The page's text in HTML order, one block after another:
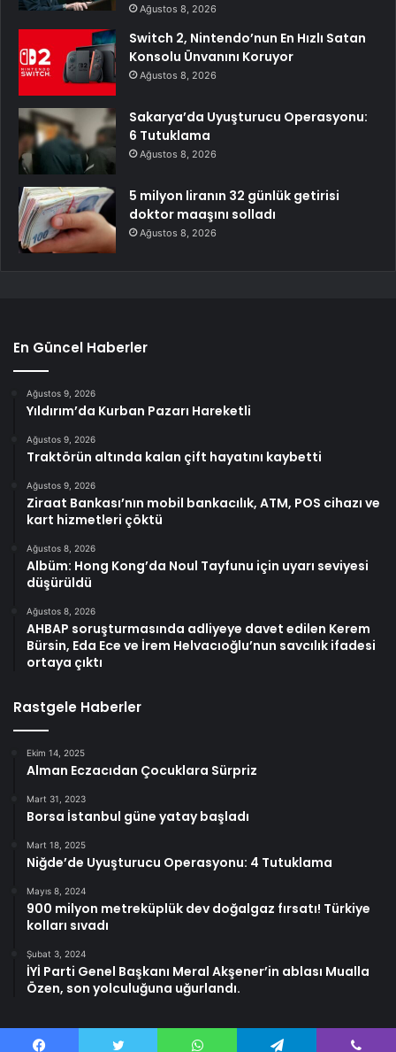
Ağustos 8, 2026
Switch 2, Nintendo’nun En Hızlı Satan
Konsolu Ünvanını Koruyor
Ağustos 8, 2026
Sakarya’da Uyuşturucu Operasyonu:
6 Tutuklama
Ağustos 8, 2026
5 milyon liranın 32 günlük getirisi
doktor maaşını solladı
Ağustos 8, 2026
En Güncel Haberler
Ağustos 9, 2026
Yıldırım’da Kurban Pazarı Hareketli
Ağustos 9, 2026
Traktörün altında kalan çift hayatını kaybetti
Ağustos 9, 2026
Ziraat Bankası’nın mobil bankacılık, ATM, POS cihazı ve
kart hizmetleri çöktü
Ağustos 8, 2026
Albüm: Hong Kong’da Noul Tayfunu için uyarı seviyesi
düşürüldü
Ağustos 8, 2026
AHBAP soruşturmasında adliyeye davet edilen Kerem
Bürsin, Eda Ece ve İrem Helvacıoğlu’nun savcılık ifadesi
ortaya çıktı
Rastgele Haberler
Ekim 14, 2025
Alman Eczacıdan Çocuklara Sürpriz
Mart 31, 2023
Borsa İstanbul güne yatay başladı
Mart 18, 2025
Niğde’de Uyuşturucu Operasyonu: 4 Tutuklama
Mayıs 8, 2024
900 milyon metreküplük dev doğalgaz fırsatı! Türkiye
kolları sıvadı
Şubat 3, 2024
İYİ Parti Genel Başkanı Meral Akşener’in ablası Mualla
Özen, son yolculuğuna uğurlandı.